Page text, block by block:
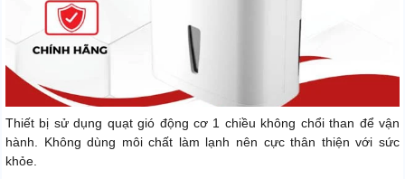
Thiết bị sử dụng quạt gió động cơ 1 chiều không chổi than để vận
hành. Không dùng môi chất làm lạnh nên cực thân thiện với sức
khỏe.